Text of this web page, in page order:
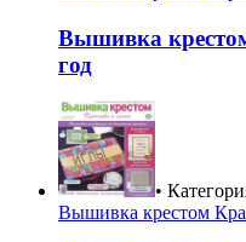
Вышивка
год
•
Вышивка крестом